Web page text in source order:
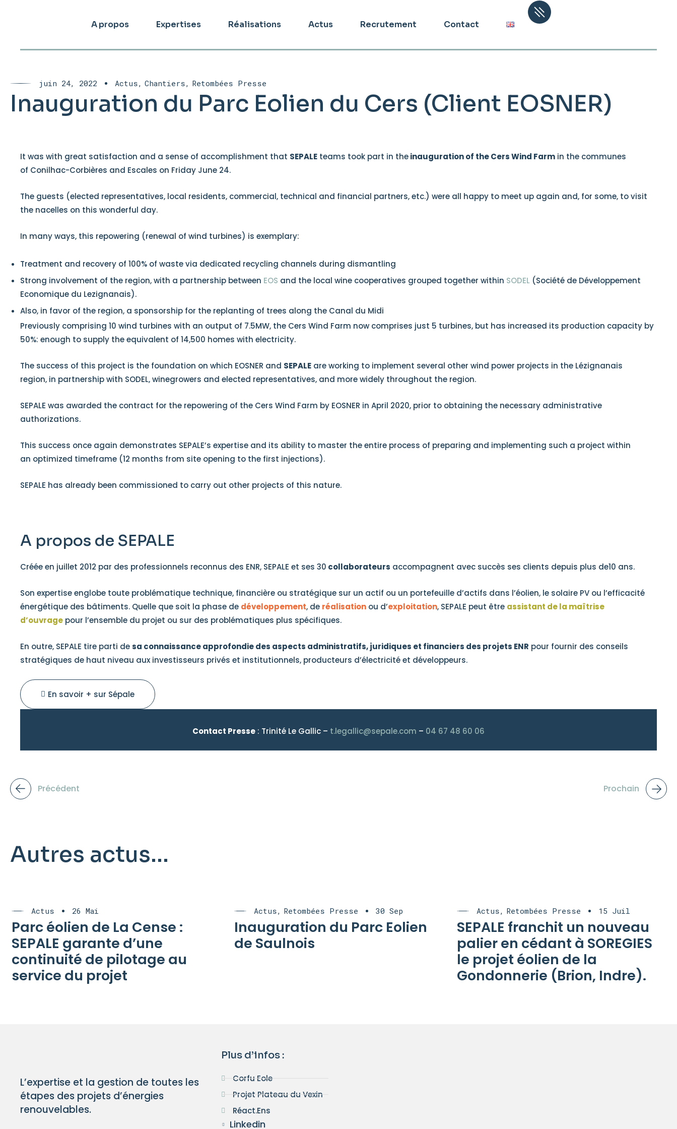
A propos Expertises Réalisations Actus Recrutement Contact
juin 24, 2022 Actus Chantiers Retombées Presse
Inauguration du Parc Eolien du Cers (Client EOSNER)
It was with great satisfaction and a sense of accomplishment that SEPALE teams took part in theinauguration of the Cers Wind Farm in the communes
of Conilhac-Corbières and Escales on Friday June 24.
The guests (elected representatives, local residents, commercial, technical and financial partners, etc.) were all happy to meet up again and, for some, to visit
the nacelles on this wonderful day.
In many ways, this repowering (renewal of wind turbines) is exemplary:
Treatment and recovery of 100% of waste via dedicated recycling channels during dismantling
Strong involvement of the region, with a partnership between EOS and the local wine cooperatives grouped together within SODEL (Société de Développement
Economique du Lezignanais).
Also, in favor of the region, a sponsorship for the replanting of trees along the Canal du Midi
Previously comprising 10 wind turbines with an output of 7.5MW, the Cers Wind Farm now comprises just 5 turbines, but has increased its production capacity by
50%: enough to supply the equivalent of 14,500 homes with electricity.
The success of this project is the foundation on which EOSNER and SEPALE are working to implement several other wind power projects in the Lézignanais
region, in partnership with SODEL, winegrowers and elected representatives, and more widely throughout the region.
SEPALE was awarded the contract for the repowering of the Cers Wind Farm by EOSNER in April 2020, prior to obtaining the necessary administrative
authorizations.
This success once again demonstrates SEPALE’s expertise and its ability to master the entire process of preparing and implementing such a project within
an optimized timeframe (12 months from site opening to the first injections).
SEPALE has already been commissioned to carry out other projects of this nature.
A propos de SEPALE
Créée en juillet 2012 par des professionnels reconnus des ENR, SEPALE et ses 30 collaborateurs accompagnent avec succès ses clients depuis plus de10 ans.
Son expertise englobe toute problématique technique, financière ou stratégique sur un actif ou un portefeuille d’actifs dans l’éolien, le solaire PV ou l’efficacité
énergétique des bâtiments. Quelle que soit la phase de développement, de réalisation ou d’exploitation, SEPALE peut être assistant de la maîtrise
d’ouvrage pour l’ensemble du projet ou sur des problématiques plus spécifiques.
En outre, SEPALE tire parti desa connaissance approfondie des aspects administratifs, juridiques et financiers des projets ENR pour fournir des conseils
stratégiques de haut niveau aux investisseurs privés et institutionnels, producteurs d’électricité et développeurs.
En savoir + sur Sépale
Contact Presse : Trinité Le Gallic – t.legallic@sepale.com – 04 67 48 60 06
Précédent Prochain
Autres actus...
Actus 26 Mai
Parc éolien de La Cense :
SEPALE garante d’une
continuité de pilotage au
service du projet
Actus Retombées Presse 30 Sep
Inauguration du Parc Eolien
de Saulnois
Actus Retombées Presse 15 Juil
SEPALE franchit un nouveau
palier en cédant à SOREGIES
le projet éolien de la
Gondonnerie (Brion, Indre).
L’expertise et la gestion de toutes les
étapes des projets d’énergies
renouvelables.
Plus d’infos :
Corfu Eole
Projet Plateau du Vexin
Réact.Ens
Linkedin